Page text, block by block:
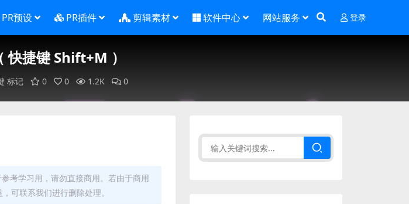
PR预设 PR插件 剪辑素材 软件中心 网站服务 登录
快捷键 Shift+M ）
标记 0 0 1.2K 0
考学习用，请勿直接商用。若由于商用
可联系我们进行删除处理。